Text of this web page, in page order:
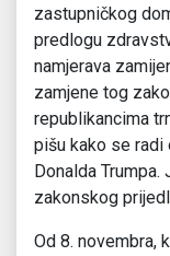
zastupničkog
predlogu
namjerava
zamjene tog
republikancima
pišu kako se
Donalda
zakonskog
Od 8. novembra,